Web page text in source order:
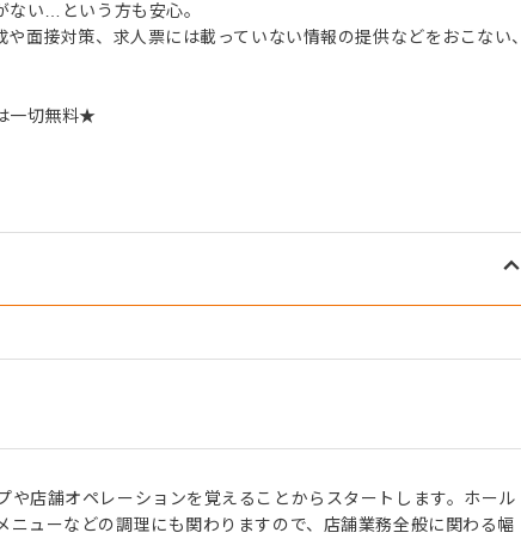
い…という方も安心。
面接対策、求人票には載っていない情報の提供などをおこない、
一切無料★
や店舗オペレーションを覚えることからスタートします。ホール
ニューなどの調理にも関わりますので、店舗業務全般に関わる幅